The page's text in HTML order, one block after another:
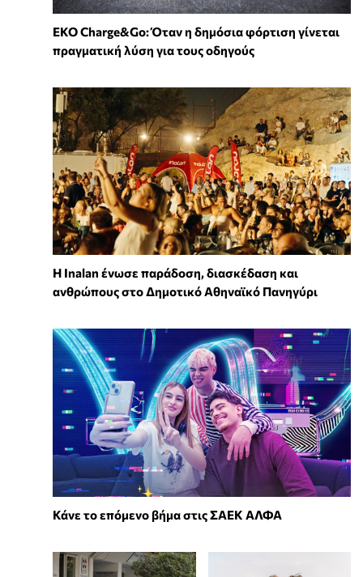
EKO Charge&Go: Όταν η δημόσια φόρτιση γίνεται
πραγματική λύση για τους οδηγούς
Η Inalan ένωσε παράδοση, διασκέδαση και
ανθρώπους στο Δημοτικό Αθηναϊκό Πανηγύρι
Κάνε το επόμενο βήμα στις ΣΑΕΚ ΑΛΦΑ